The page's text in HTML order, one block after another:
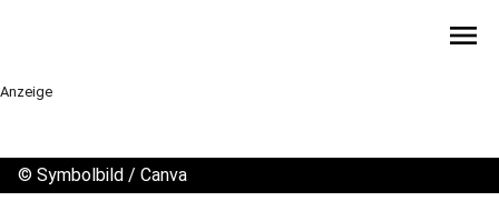
menu
Anzeige
© Symbolbild / Canva